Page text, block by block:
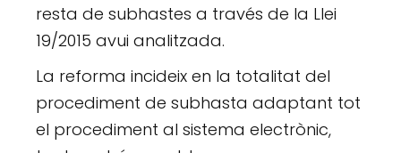
resta de subhastes a través de la Llei
19/2015 avui analitzada.
La reforma incideix en la totalitat del
procediment de subhasta adaptant tot
el procediment al sistema electrònic,